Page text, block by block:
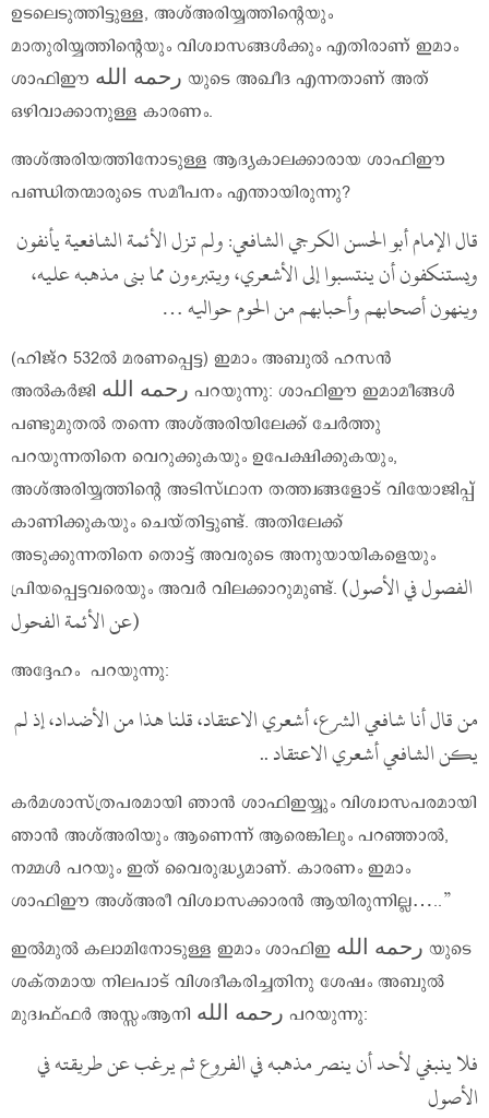
ഉടലെടുത്തിട്ടുള്ള, അശ്അരിയ്യത്തിന്റെയും
മാതുരിയ്യത്തിന്റെയും വിശ്വാസങ്ങൾക്കും എതിരാണ് ഇമാം
ശാഫിഈ رحمه الله യുടെ അഖീദ എന്നതാണ് അത്
ഒഴിവാക്കാനുള്ള കാരണം.
അശ്അരിയത്തിനോടുള്ള ആദ്യകാലക്കാരായ ശാഫിഈ
പണ്ഡിതന്മാരുടെ സമീപനം എന്തായിരുന്നു?
قال الإمام أبو الحسن الكرجي الشافعي: ولم تزل الأئمة الشافعية يأنفون
ويستنكفون أن ينتسبوا إلى الأشعري، ويتبرءون مما بنى مذهبه عليه،
وينهون أصحابهم وأحبابهم من الحوم حواليه …
(ഹിജ്റ 532ൽ മരണപ്പെട്ട) ഇമാം അബുൽ ഹസൻ
അൽകർജി رحمه الله പറയുന്നു: ശാഫിഈ ഇമാമീങ്ങൾ
പണ്ടുമുതൽ തന്നെ അശ്അരിയിലേക്ക് ചേർത്തു
പറയുന്നതിനെ വെറുക്കുകയും ഉപേക്ഷിക്കുകയും,
അശ്അരിയ്യത്തിന്റെ അടിസ്ഥാന തത്ത്വങ്ങളോട് വിയോജിപ്പ്
കാണിക്കുകയും ചെയ്തിട്ടുണ്ട്. അതിലേക്ക്
അടുക്കുന്നതിനെ തൊട്ട് അവരുടെ അനുയായികളെയും
പ്രിയപ്പെട്ടവരെയും അവർ വിലക്കാറുമുണ്ട്. (الفصول في الأصول
عن الأئمة الفحول)
അദ്ദേഹം പറയുന്നു:
من قال أنا شافعي الشرع، أشعري الاعتقاد، قلنا هذا من الأضداد، إذ لم
يكن الشافعي أشعري الاعتقاد ..
കർമശാസ്ത്രപരമായി ഞാൻ ശാഫിഇയ്യും വിശ്വാസപരമായി
ഞാൻ അശ്അരിയും ആണെന്ന് ആരെങ്കിലും പറഞ്ഞാൽ,
നമ്മൾ പറയും ഇത് വൈരുദ്ധ്യമാണ്. കാരണം ഇമാം
ശാഫിഈ അശ്അരീ വിശ്വാസക്കാരൻ ആയിരുന്നില്ല…..”
ഇൽമുൽ കലാമിനോടുള്ള ഇമാം ശാഫിഇ رحمه الله യുടെ
ശക്തമായ നിലപാട് വിശദീകരിച്ചതിനു ശേഷം അബുൽ
മുദ്വഫ്ഫർ അസ്സംആനി رحمه الله പറയുന്നു:
فلا ينبغي لأحد أن ينصر مذهبه في الفروع ثم يرغب عن طريقته في
الأصول